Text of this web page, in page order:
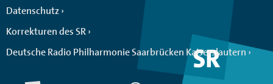
Datenschutz
Korrekturen des SR
Deutsche Radio Philharmonie Saarbrücken Kaiserslautern